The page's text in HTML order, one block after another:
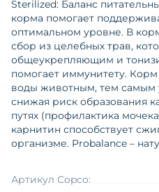
Sterilized: Баланс
корма помогает
оптимальном уровне. В
сбор из целебных трав,
общеукрепляющим и
помогает иммунитету.
воды животным, тем самым
снижая риск образования
путях (профилактика
карнитин способствует
организме. Probalance –
Артикул Copco: